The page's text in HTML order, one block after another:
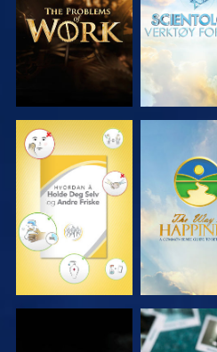
SE SE